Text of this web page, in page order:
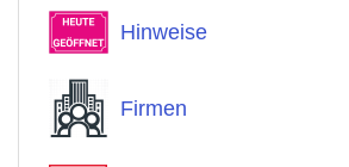
Hinweise
Firmen